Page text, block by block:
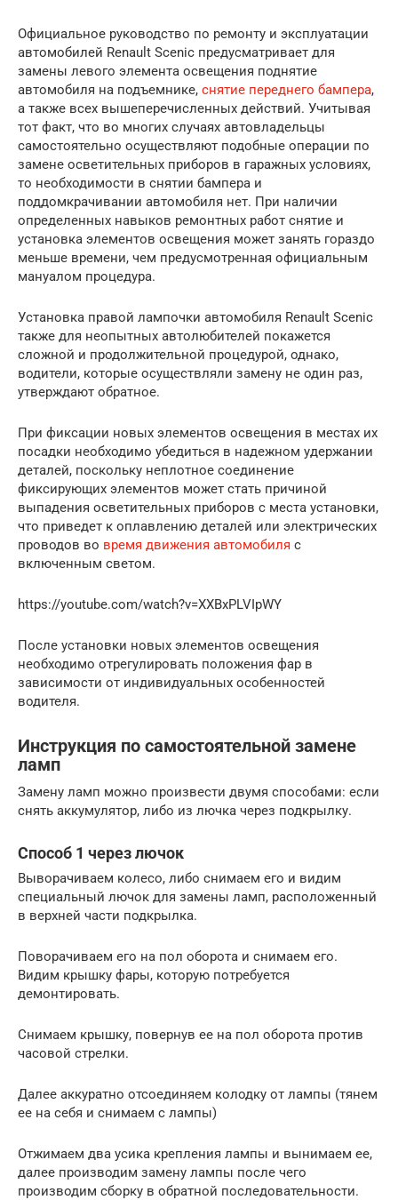
Официальное руководство по ремонту и эксплуатации
автомобилей Renault Scenic предусматривает для
замены левого элемента освещения поднятие
автомобиля на подъемнике, снятие переднего бампера,
а также всех вышеперечисленных действий. Учитывая
тот факт, что во многих случаях автовладельцы
самостоятельно осуществляют подобные операции по
замене осветительных приборов в гаражных условиях,
то необходимости в снятии бампера и
поддомкрачивании автомобиля нет. При наличии
определенных навыков ремонтных работ снятие и
установка элементов освещения может занять гораздо
меньше времени, чем предусмотренная официальным
мануалом процедура.
Установка правой лампочки автомобиля Renault Scenic
также для неопытных автолюбителей покажется
сложной и продолжительной процедурой, однако,
водители, которые осуществляли замену не один раз,
утверждают обратное.
При фиксации новых элементов освещения в местах их
посадки необходимо убедиться в надежном удержании
деталей, поскольку неплотное соединение
фиксирующих элементов может стать причиной
выпадения осветительных приборов с места установки,
что приведет к оплавлению деталей или электрических
проводов во время движения автомобиля с
включенным светом.
https://youtube.com/watch?v=XXBxPLVIpWY
После установки новых элементов освещения
необходимо отрегулировать положения фар в
зависимости от индивидуальных особенностей
водителя.
Инструкция по самостоятельной замене
ламп
Замену ламп можно произвести двумя способами: если
снять аккумулятор, либо из лючка через подкрылку.
Способ 1 через лючок
Выворачиваем колесо, либо снимаем его и видим
специальный лючок для замены ламп, расположенный
в верхней части подкрылка.
Поворачиваем его на пол оборота и снимаем его.
Видим крышку фары, которую потребуется
демонтировать.
Снимаем крышку, повернув ее на пол оборота против
часовой стрелки.
Далее аккуратно отсоединяем колодку от лампы (тянем
ее на себя и снимаем с лампы)
Отжимаем два усика крепления лампы и вынимаем ее,
далее производим замену лампы после чего
производим сборку в обратной последовательности.